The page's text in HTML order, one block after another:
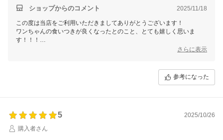
ショップからのコメント 2025/11/18
この度は当店をご利用いただきましてありがとうございます！
ワンちゃんの食いつきが良くなったとのこと、とても嬉しく思いま
す！！！
さらに表示
参考になった
5
2025/10/26
購入者さん